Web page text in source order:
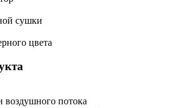
сушки
цвета
воздушного потока